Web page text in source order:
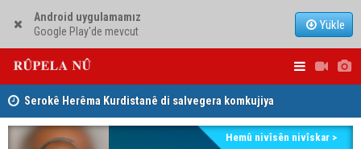
Android uygulamamız
Google Play'de mevcut
Yükle
Serokê Herêma Kurdistanê di salvegera komkujiya
Sêmêlê de peyamek belav kir girîng e û
Hemû nivîsên nivîskar >